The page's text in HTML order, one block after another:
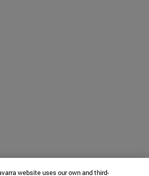
website uses our own and third-